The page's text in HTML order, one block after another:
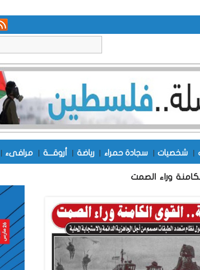
| شخصيات | سجادة حمراء | رياضة | أروقـــة | مرافىء |
وراء الصمت